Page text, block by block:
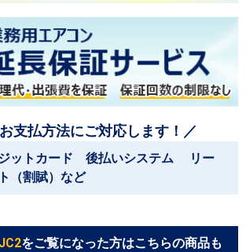
支払方法にご対応します！／
ットカード 後払いシステム リー
割賦）など
をご覧になった方はこちらの商品も